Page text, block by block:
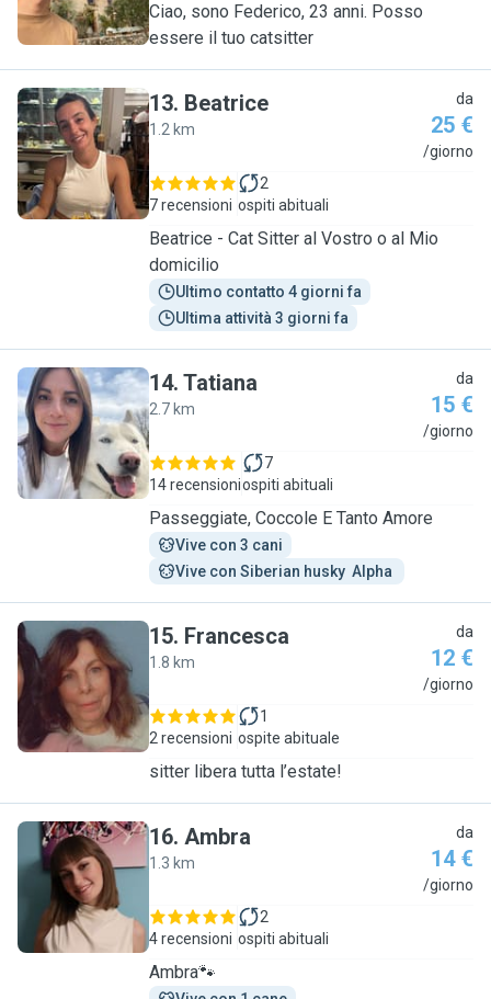
Ciao, sono Federico, 23 anni. Posso
essere il tuo catsitter
B
13. Beatrice
1.2 km
da
25 €
/giorno
7 recensioni
2
ospiti abituali
Beatrice - Cat Sitter al Vostro o al Mio
domicilio
Ultimo contatto 4 giorni fa
Ultima attività 3 giorni fa
T
14. Tatiana
2.7 km
da
15 €
/giorno
14 recensioni
7
ospiti abituali
Passeggiate, Coccole E Tanto Amore
Vive con 3 cani
Vive con Siberian husky  Alpha
F
15. Francesca
1.8 km
da
12 €
/giorno
2 recensioni
1
ospite abituale
sitter libera tutta l’estate!
A
16. Ambra
1.3 km
da
14 €
/giorno
4 recensioni
2
ospiti abituali
Ambra🐾